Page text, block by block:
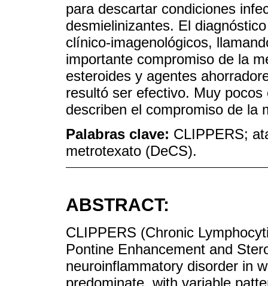
para descartar condiciones
desmielinizantes. El
clínico-imagenológicos,
importante compromiso de la
esteroides y agentes
resultó ser efectivo. Muy
describen el compromiso de la
Palabras clave: CLIPPERS;
metrotexato (DeCS).
ABSTRACT:
CLIPPERS (Chronic
Pontine Enhancement and
neuroinflammatory disorder in